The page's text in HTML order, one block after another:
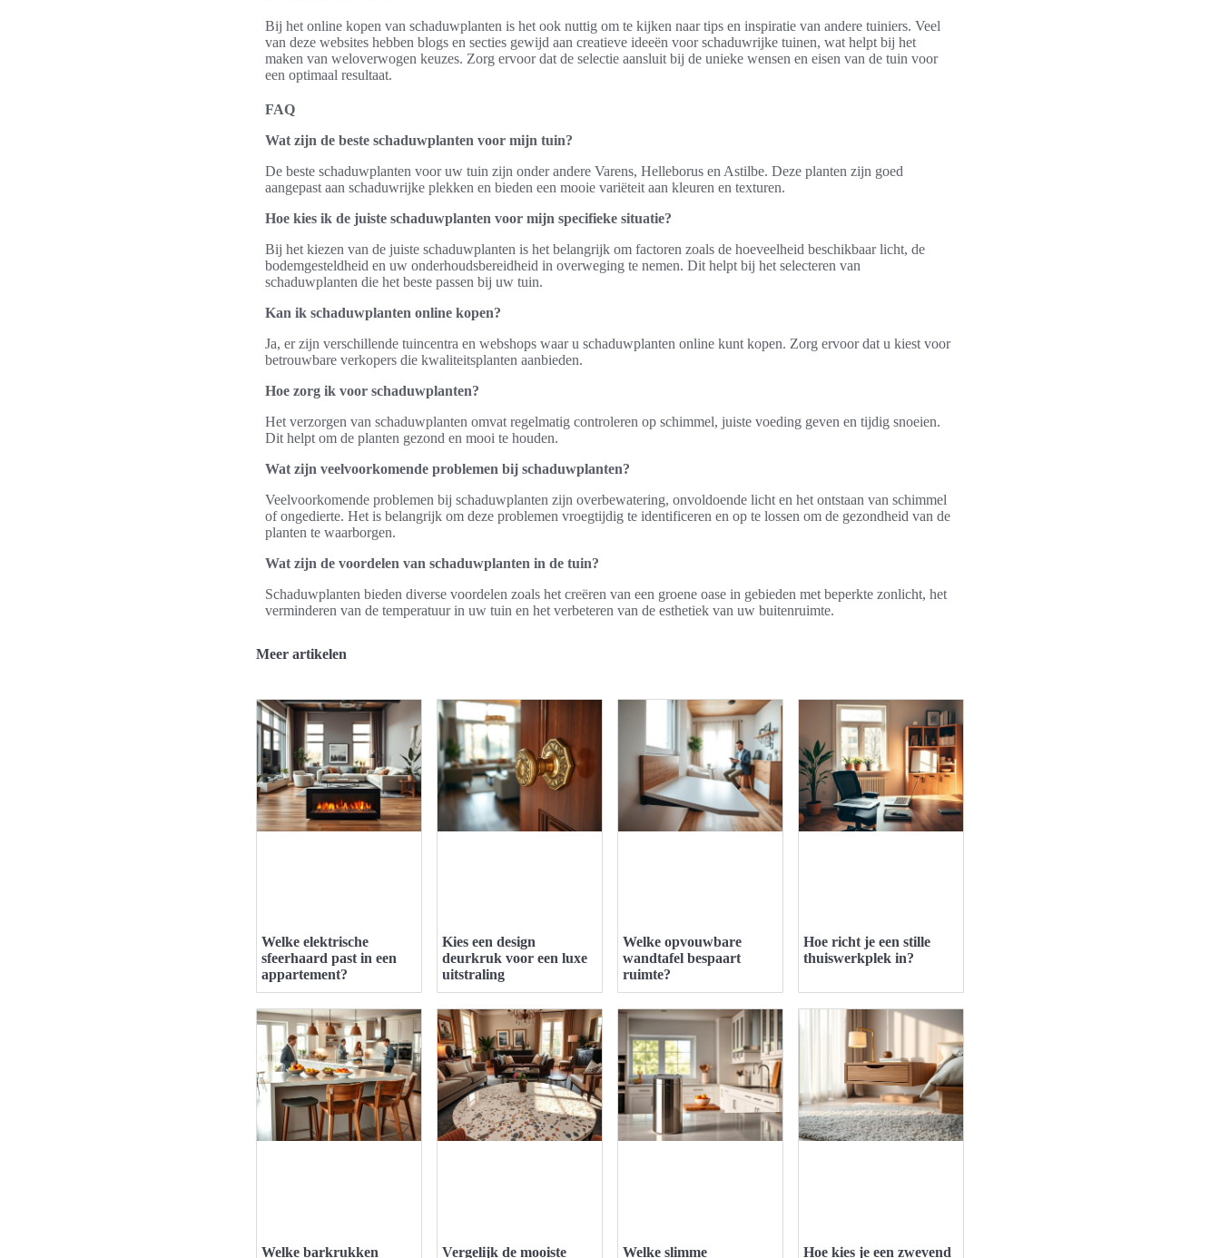
Bij het online kopen van schaduwplanten is het ook nuttig om te kijken naar tips en inspiratie van andere tuiniers. Veel
van deze websites hebben blogs en secties gewijd aan creatieve ideeën voor schaduwrijke tuinen, wat helpt bij het
maken van weloverwogen keuzes. Zorg ervoor dat de selectie aansluit bij de unieke wensen en eisen van de tuin voor
een optimaal resultaat.
FAQ
Wat zijn de beste schaduwplanten voor mijn tuin?
De beste schaduwplanten voor uw tuin zijn onder andere Varens, Helleborus en Astilbe. Deze planten zijn goed
aangepast aan schaduwrijke plekken en bieden een mooie variëteit aan kleuren en texturen.
Hoe kies ik de juiste schaduwplanten voor mijn specifieke situatie?
Bij het kiezen van de juiste schaduwplanten is het belangrijk om factoren zoals de hoeveelheid beschikbaar licht, de
bodemgesteldheid en uw onderhoudsbereidheid in overweging te nemen. Dit helpt bij het selecteren van
schaduwplanten die het beste passen bij uw tuin.
Kan ik schaduwplanten online kopen?
Ja, er zijn verschillende tuincentra en webshops waar u schaduwplanten online kunt kopen. Zorg ervoor dat u kiest voor
betrouwbare verkopers die kwaliteitsplanten aanbieden.
Hoe zorg ik voor schaduwplanten?
Het verzorgen van schaduwplanten omvat regelmatig controleren op schimmel, juiste voeding geven en tijdig snoeien.
Dit helpt om de planten gezond en mooi te houden.
Wat zijn veelvoorkomende problemen bij schaduwplanten?
Veelvoorkomende problemen bij schaduwplanten zijn overbewatering, onvoldoende licht en het ontstaan van schimmel
of ongedierte. Het is belangrijk om deze problemen vroegtijdig te identificeren en op te lossen om de gezondheid van de
planten te waarborgen.
Wat zijn de voordelen van schaduwplanten in de tuin?
Schaduwplanten bieden diverse voordelen zoals het creëren van een groene oase in gebieden met beperkte zonlicht, het
verminderen van de temperatuur in uw tuin en het verbeteren van de esthetiek van uw buitenruimte.
Meer artikelen
Welke elektrische
sfeerhaard past in een
appartement?
Kies een design
deurkruk voor een luxe
uitstraling
Welke opvouwbare
wandtafel bespaart
ruimte?
Hoe richt je een stille
thuiswerkplek in?
Welke barkrukken Vergelijk de mooiste Welke slimme Hoe kies je een zwevend